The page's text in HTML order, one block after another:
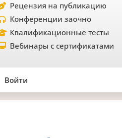
Рецензия на публикацию
Конференции заочно
Квалификационные тесты
Вебинары с сертификатами
Войти